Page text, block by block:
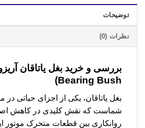
توضیحات
نظرات (0)
بررسی و خرید
Bearing Bush)
بغل یاتاقان، یکی از اجزای حیاتی در
شماست که نقش کلیدی در کاهش
روانکاری بین قطعات متحرک موتور